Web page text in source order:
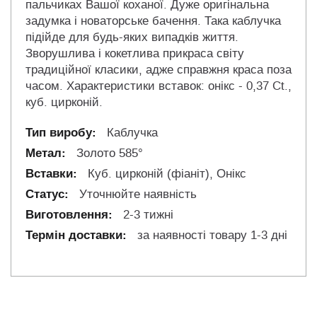
пальчиках Вашої коханої. Дуже оригінальна
задумка і новаторське бачення. Така каблучка
підійде для будь-яких випадків життя.
Зворушлива і кокетлива прикраса світу
традиційної класики, адже справжня краса поза
часом. Характеристики вставок: онікс - 0,37 Ct.,
куб. цирконій.
Каблучка
Золото 585°
Куб. цирконій (фіаніт), Онікс
Уточнюйте наявність
2-3 тижні
за наявності товару 1-3 дні